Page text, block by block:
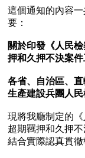
這個通知的內容
要：
關於印發《人民
押和久押不決案
各省、自治區、
生產建設兵團人民
現將我廳制定的
超期羈押和久押
結合實際認真貫徹